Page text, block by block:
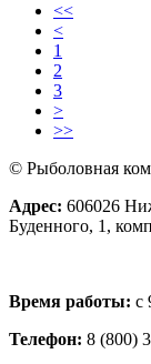
<<
<
1
2
3
>
>>
© Рыболовная
Адрес: 606026
Буденного, 1,
Время работы: с
Телефон: 8 (800)